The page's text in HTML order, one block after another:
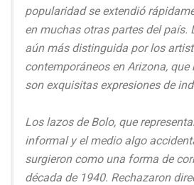
popularidad se extendió
en muchas otras partes del país.
aún más distinguida por los
contemporáneos en Arizona,
son exquisitas expresiones de
Los lazos de Bolo, que
informal y el medio algo
surgieron como una forma de
década de 1940. Rechazaron